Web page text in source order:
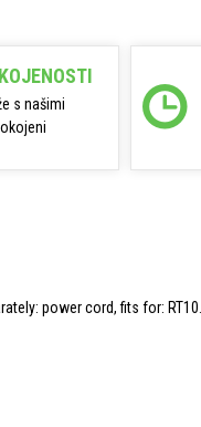
s našimi
power cord, fits for: RT10.